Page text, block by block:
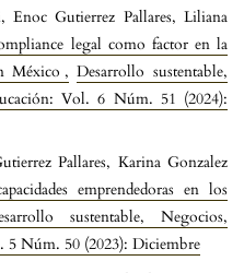
Enoc Gutierrez Pallares, Liliana
legal como factor en la
México,Desarrollo sustentable,
Vol. 6 Núm. 51 (2024):
Pallares, Karina Gonzalez
emprendedoras en los
sustentable, Negocios,
Núm. 50 (2023): Diciembre